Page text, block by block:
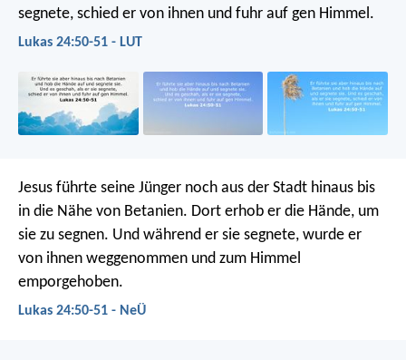
segnete, schied er von ihnen und fuhr auf gen Himmel.
Lukas 24:50-51 - LUT
Jesus führte seine Jünger noch aus der Stadt hinaus bis
in die Nähe von Betanien. Dort erhob er die Hände, um
sie zu segnen. Und während er sie segnete, wurde er
von ihnen weggenommen und zum Himmel
emporgehoben.
Lukas 24:50-51 - NeÜ